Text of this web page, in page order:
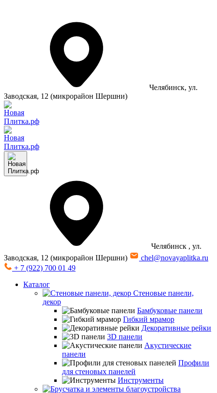
Челябинск, ул.
Заводская, 12 (микрорайон Шершни)
Челябинск , ул.
Заводская, 12 (микрорайон Шершни)
chel@novayaplitka.ru
+ 7 (922) 700 01 49
Каталог
Стеновые панели,
декор
Бамбуковые панели
Гибкий мрамор
Декоративные рейки
3D панели
Акустические
панели
Профили
для стеновых панелей
Инструменты